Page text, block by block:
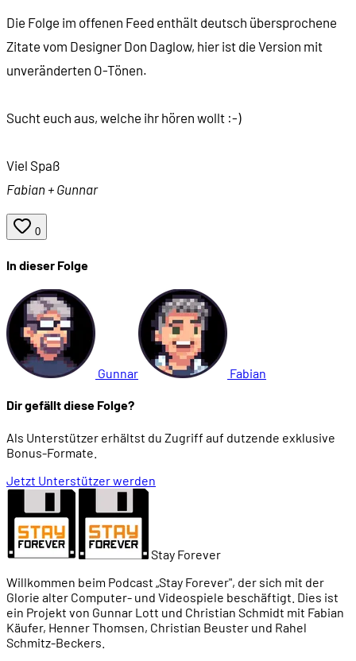
00:20:31 Schiffe, Wetter und Fischschwärme
00:21:24 Welche Gebäude gibt es?
00:28:09 Echtzeit-Steuerung der Schiffe
00:32:38
00:40:52
00:42:20 Das Spiel und seine Plattform
00:48:01 Frühe Intellivision-Spiele (Major League
00:48:49 Don Daglows Weg in die Branche
00:57:51 Wie hört sich das Spiel an?
01:00:03 Wie spielt man das heutzutage?
01:03:39 Spielen auf dem Fernseher
01:04:38 Wie erfolgreich waren Intellivision und Utopia?
01:12:20 Santa Paravia
Die Folge im offenen Feed enthält deutsch übersprochene
Zitate vom Designer Don Daglow, hier ist die Version mit
unveränderten O-Tönen.
Sucht euch aus, welche ihr hören wollt :-)
Viel Spaß
Fabian + Gunnar
0
In dieser Folge
Gunnar Fabian
Dir gefällt diese Folge?
Als Unterstützer erhältst du Zugriff auf dutzende exklusive
Bonus-Formate.
Jetzt Unterstützer werden
Stay Forever
Willkommen beim Podcast „Stay Forever", der sich mit der
Glorie alter Computer- und Videospiele beschäftigt. Dies ist
ein Projekt von Gunnar Lott und Christian Schmidt mit Fabian
Käufer, Henner Thomsen, Christian Beuster und Rahel
Schmitz-Beckers.